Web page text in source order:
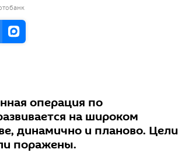
операция по
на широком
динамично и планово. Цели
поражены.